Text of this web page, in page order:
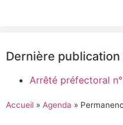
Dernière publication
Arrêté préfectoral
Accueil » Agenda »